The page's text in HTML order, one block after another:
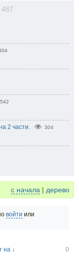
487
542
2 части. 304
с начала | дерево
войти или
на ↓
0